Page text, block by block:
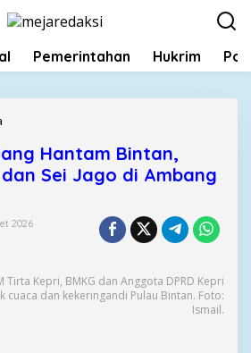
Pemerintahan Hukrim
m
a
u
n
j
Hantam Bintan,
Sei Jago di Ambang
2026
Tirta Kepri, BMKG dan Anggota DPRD Kepri
cuaca dan kekeringandi Pulau Bintan. Foto:
Ismail.